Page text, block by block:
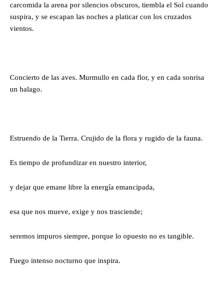
carcomida la arena por silencios obscuros, tiembla el Sol cuando
suspira, y se escapan las noches a platicar con los cruzados
vientos.
Concierto de las aves. Murmullo en cada flor, y en cada sonrisa
un halago.
Estruendo de la Tierra. Crujido de la flora y rugido de la fauna.
Es tiempo de profundizar en nuestro interior,
y dejar que emane libre la energía emancipada,
esa que nos mueve, exige y nos trasciende;
seremos impuros siempre, porque lo opuesto no es tangible.
Fuego intenso nocturno que inspira.